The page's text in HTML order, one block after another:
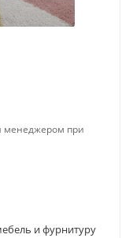
менеджером при
и фурнитуру